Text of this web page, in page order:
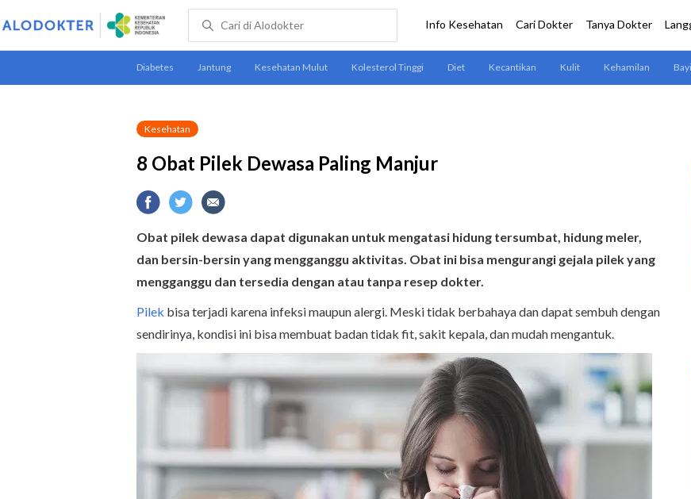
Kesehatan
8 Obat Pilek Dewasa Paling Manjur
Obat pilek dewasa dapat digunakan untuk mengatasi hidung tersumbat, hidung meler,
dan bersin-bersin yang mengganggu aktivitas. Obat ini bisa mengurangi gejala pilek yang
mengganggu dan tersedia dengan atau tanpa resep dokter.
Pilek bisa terjadi karena infeksi maupun alergi. Meski tidak berbahaya dan dapat sembuh dengan
sendirinya, kondisi ini bisa membuat badan tidak fit, sakit kepala, dan mudah mengantuk.